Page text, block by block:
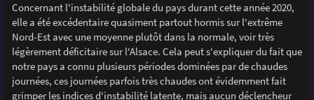
Concernant l'instabilité globale du pays durant cette année 2020,
elle a été excédentaire quasiment partout hormis sur l'extrême
Nord-Est avec une moyenne plutôt dans la normale, voir très
légèrement déficitaire sur l'Alsace. Cela peut s'expliquer du fait que
notre pays a connu plusieurs périodes dominées par de chaudes
journées, ces journées parfois très chaudes ont évidemment fait
grimper les indices d'instabilité latente, mais aucun déclencheur